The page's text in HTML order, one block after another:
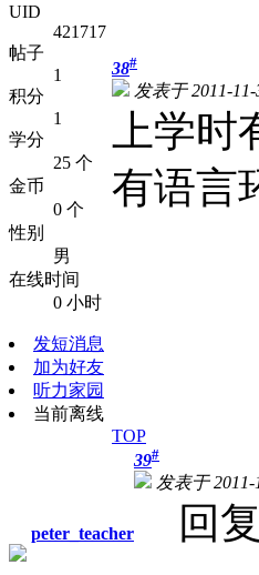
UID
421717
帖子
1
积分
1
学分
25 个
金币
0 个
性别
男
在线时间
0 小时
发短消息
加为好友
听力家园
当前离线
38#
发表于 2011-11-
上学
有语言
TOP
peter_teacher
39#
发表于 2011-
回